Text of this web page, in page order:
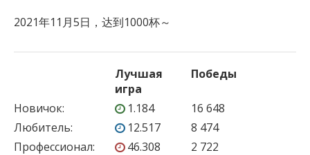
2021年11月5日，达到1000杯～
Лучшая
игра
Победы
Новичок: 1.184
16 648
Любитель: 12.517
8 474
Профессионал: 46.308
2 722